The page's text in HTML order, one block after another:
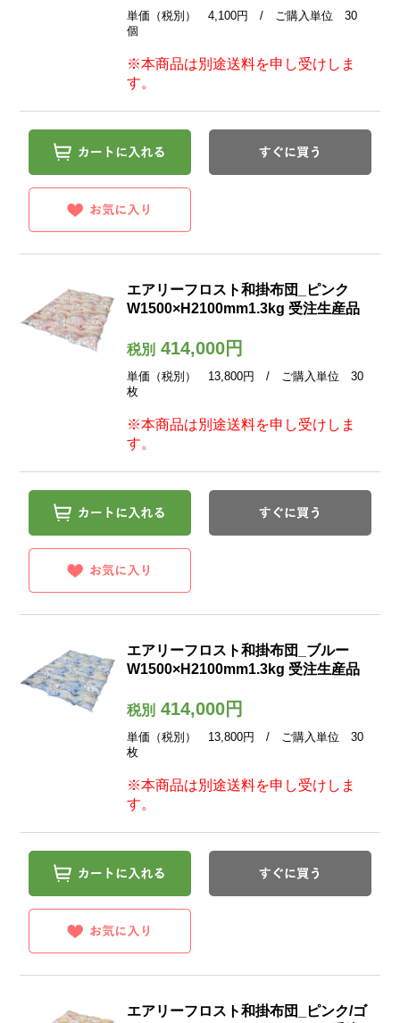
単価（税別） 4,100円 / ご購入単位 30
個
※本商品は別途送料を申し受けしま
す。
エアリーフロスト和掛布団_ピンク
W1500×H2100mm1.3kg 受注生産品
税別414,000円
単価（税別） 13,800円 / ご購入単位 30
枚
※本商品は別途送料を申し受けしま
す。
エアリーフロスト和掛布団_ブルー
W1500×H2100mm1.3kg 受注生産品
税別414,000円
単価（税別） 13,800円 / ご購入単位 30
枚
※本商品は別途送料を申し受けしま
す。
エアリーフロスト和掛布団_ピンク/ゴ